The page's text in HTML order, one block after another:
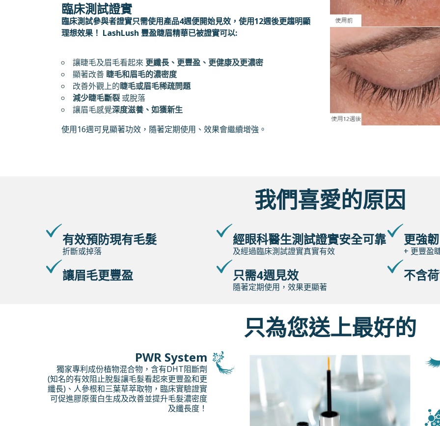
臨床測試證實
臨床測試參與者證實只需使用產品4週便開始見效，使用12週後更趨明顯
理想效果！ LashLush 豐盈睫眉精華已被證實可以:
讓睫毛及眉毛看起來 更纖長、更豐盈、更健康及更濃密
顯著改善 睫毛和眉毛的濃密度
改善外觀上的睫毛或眉毛稀疏問題
減少睫毛斷裂 或脫落
讓眉毛感覺深度滋養、如獲新生
使用16週可見顯著功效，隨著定期使用、效果會繼續增強。
我們喜愛的原因
有效預防現有毛髮
折斷或掉落
經眼科醫生測試證實安全可靠
及經過臨床測試證實真實有效
更強
+ 更豐盈
讓眉毛更豐盈 只需4週見效
隨著定期使用，效果更顯著
不含
只為您送上最好的
PWR System
獨家專利成份植物混合物，含有DHT阻斷劑
(知名的有效阻止脫髮讓毛髮看起來更豐盈和更
纖長)、人參根和三葉草萃取物，臨床實驗證實
可促進膠原蛋白生成及改善並提升毛髮濃密度
及纖長度！